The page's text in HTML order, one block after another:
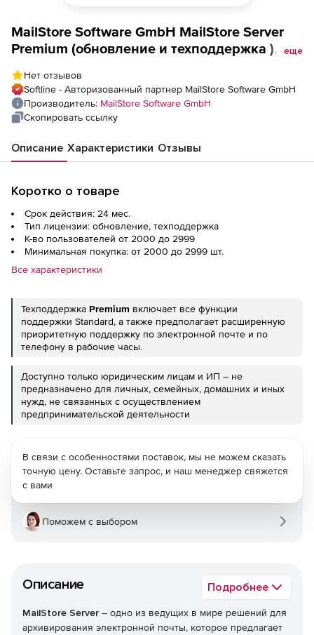
MailStore Software GmbH MailStore Server
Premium (обновление и техподдержка ),
еще
Нет отзывов
Softline - Авторизованный партнер MailStore Software GmbH
Производитель: MailStore Software GmbH
Скопировать ссылку
Описание Характеристики Отзывы
Коротко о товаре
Срок действия: 24 мес.
Тип лицензии: обновление, техподдержка
К-во пользователей от 2000 до 2999
Минимальная покупка: от 2000 до 2999 шт.
Все характеристики
Техподдержка Premium включает все функции
поддержки Standard, а также предполагает расширенную
приоритетную поддержку по электронной почте и по
телефону в рабочие часы.
Доступно только юридическим лицам и ИП – не
предназначено для личных, семейных, домашних и иных
нужд, не связанных с осуществлением
предпринимательской деятельности
Описание Подробнее
MailStore Server – одно из ведущих в мире решений для
архивирования электронной почты, которое предлагает
В связи с особенностями поставок, мы не можем сказать
точную цену. Оставьте запрос, и наш менеджер свяжется
с вами
Поможем с выбором